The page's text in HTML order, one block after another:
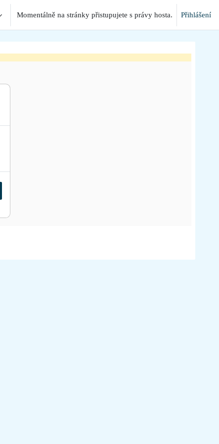
Momentálně na stránky přistupujete s právy hosta. Přihlášení